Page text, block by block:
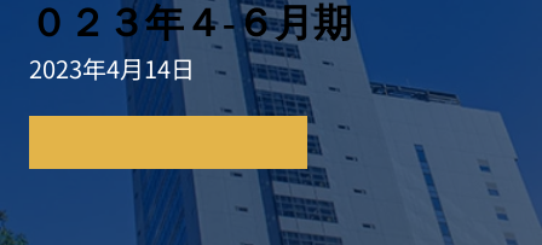
０２３年４-６月期
2023年4月14日